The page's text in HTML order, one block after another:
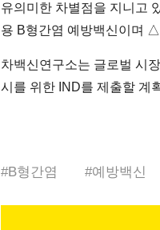
유의미한 차별점을 지니고
용 B형간염 예방백신이며
차백신연구소는 글로벌 시
시를 위한 IND를 제출할 계
#B형간염 #예방백신